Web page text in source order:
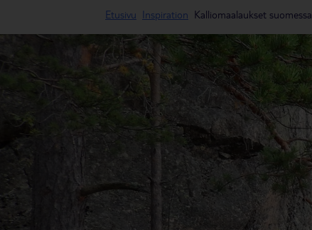
Etusivu Inspiration Kalliomaalaukset suomessa